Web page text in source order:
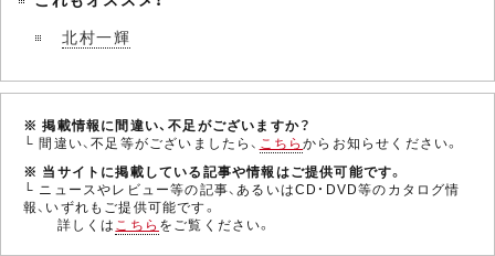
北村一輝
※ 掲載情報に間違い、不足がございますか？
└ 間違い、不足等がございましたら、 こちらからお知らせください。
※ 当サイトに掲載している記事や情報はご提供可能です。
└ ニュースやレビュー等の記事、あるいはCD・DVD等のカタログ情
報、いずれもご提供可能です。
詳しくはこちら をご覧ください。